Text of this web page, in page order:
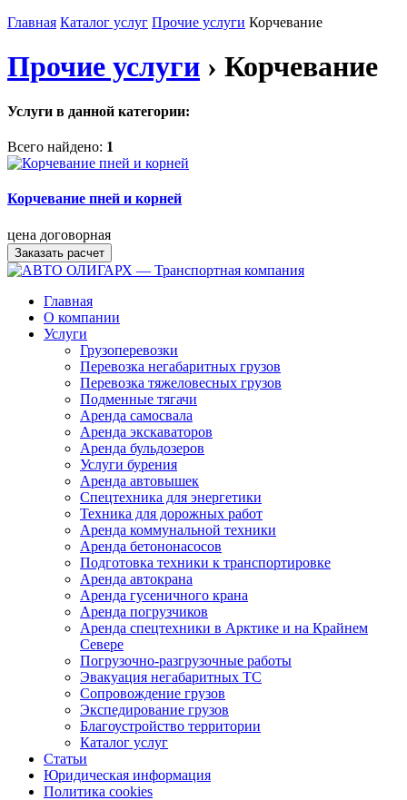
Главная Каталог услуг Прочие услуги Корчевание
Прочие услуги › Корчевание
Услуги в данной категории:
Всего найдено: 1
Корчевание пней и корней
цена договорная
Заказать расчет
Главная
О компании
Услуги
Грузоперевозки
Перевозка негабаритных грузов
Перевозка тяжеловесных грузов
Подменные тягачи
Аренда самосвала
Аренда экскаваторов
Аренда бульдозеров
Услуги бурения
Аренда автовышек
Спецтехника для энергетики
Техника для дорожных работ
Аренда коммунальной техники
Аренда бетононасосов
Подготовка техники к транспортировке
Аренда автокрана
Аренда гусеничного крана
Аренда погрузчиков
Аренда спецтехники в Арктике и на Крайнем
Севере
Погрузочно-разгрузочные работы
Эвакуация негабаритных ТС
Сопровождение грузов
Экспедирование грузов
Благоустройство территории
Каталог услуг
Статьи
Юридическая информация
Политика cookies